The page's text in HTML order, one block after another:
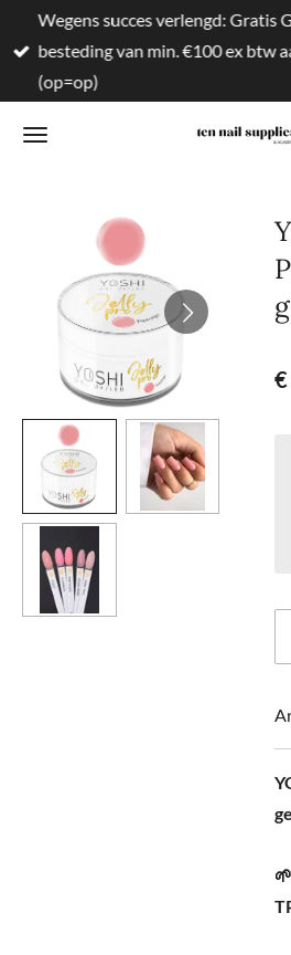
direct
naar
hoofdinhoud
Wegens succes verlengd: Gratis
besteding van min. €100 ex btw
(op=op)